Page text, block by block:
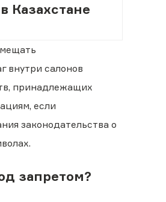
Казахстане
внутри салонов
принадлежащих
если
законодательства о
запретом?